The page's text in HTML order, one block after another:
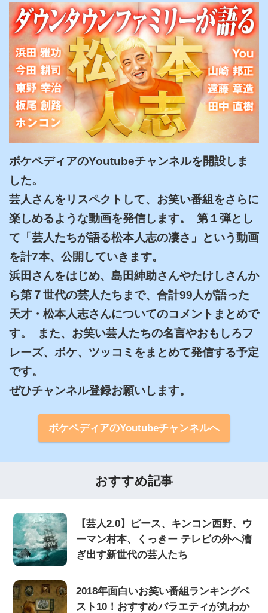
ボケペディアのYoutubeチャンネルを開設しま
した。
芸人さんをリスペクトして、お笑い番組をさらに
楽しめるような動画を発信します。  第１弾とし
て「芸人たちが語る松本人志の凄さ」という動画
を計7本、公開していきます。
浜田さんをはじめ、島田紳助さんやたけしさんか
ら第７世代の芸人たちまで、合計99人が語った
天才・松本人志さんについてのコメントまとめで
す。  また、お笑い芸人たちの名言やおもしろフ
レーズ、ボケ、ツッコミをまとめて発信する予定
です。
ぜひチャンネル登録お願いします。
ボケペディアのYoutubeチャンネルへ
おすすめ記事
【芸人2.0】ピース、キンコン西野、ウ
ーマン村本、くっきー テレビの外へ漕
ぎ出す新世代の芸人たち
2018年面白いお笑い番組ランキングベ
スト10！おすすめバラエティが丸わか